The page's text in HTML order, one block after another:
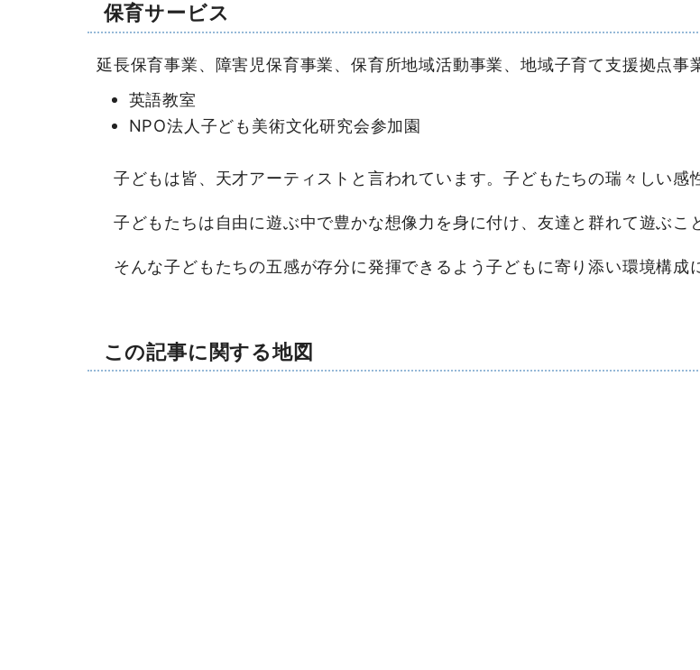
保育サービス
延長保育事業、障害児保育事業、保育所地域活動事業、地域子育て支援拠点事
英語教室
NPO法人子ども美術文化研究会参加園
子どもは皆、天才アーティストと言われています。子どもたちの瑞々しい感
子どもたちは自由に遊ぶ中で豊かな想像力を身に付け、友達と群れて遊ぶこ
そんな子どもたちの五感が存分に発揮できるよう子どもに寄り添い環境構成
この記事に関する地図